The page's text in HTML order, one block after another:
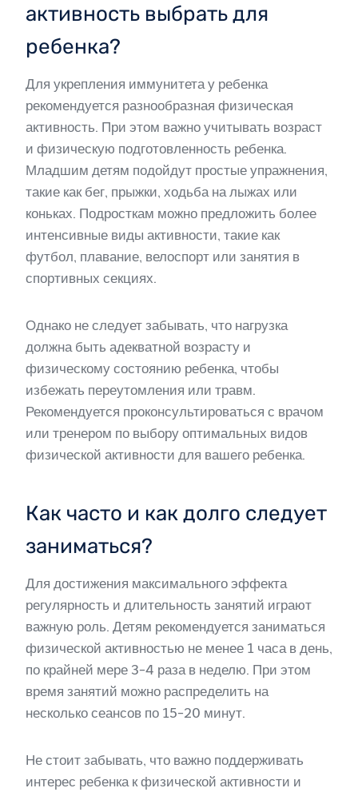
активность выбрать для
ребенка?
Для укрепления иммунитета у ребенка
рекомендуется разнообразная физическая
активность. При этом важно учитывать возраст
и физическую подготовленность ребенка.
Младшим детям подойдут простые упражнения,
такие как бег, прыжки, ходьба на лыжах или
коньках. Подросткам можно предложить более
интенсивные виды активности, такие как
футбол, плавание, велоспорт или занятия в
спортивных секциях.
Однако не следует забывать, что нагрузка
должна быть адекватной возрасту и
физическому состоянию ребенка, чтобы
избежать переутомления или травм.
Рекомендуется проконсультироваться с врачом
или тренером по выбору оптимальных видов
физической активности для вашего ребенка.
Как часто и как долго следует
заниматься?
Для достижения максимального эффекта
регулярность и длительность занятий играют
важную роль. Детям рекомендуется заниматься
физической активностью не менее 1 часа в день,
по крайней мере 3-4 раза в неделю. При этом
время занятий можно распределить на
несколько сеансов по 15-20 минут.
Не стоит забывать, что важно поддерживать
интерес ребенка к физической активности и